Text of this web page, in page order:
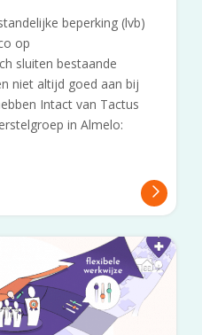
beperking (lvb)
op
sluiten bestaande
niet altijd goed aan bij
Intact van Tactus
in Almelo: